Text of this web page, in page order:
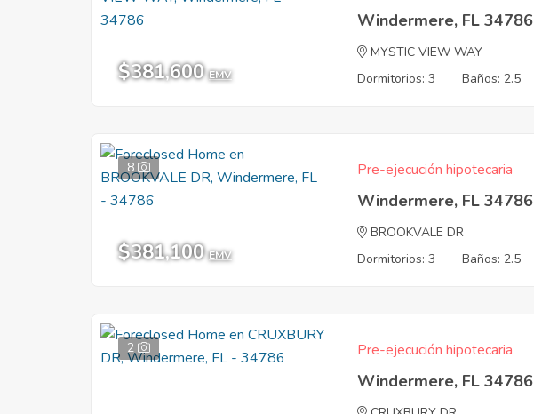
$381,600 EMV
Windermere, FL 34786
MYSTIC VIEW WAY
Dormitorios: 3
Baños: 2.5
8
$381,100 EMV
Pre-ejecución hipotecaria
Windermere, FL 34786
BROOKVALE DR
Dormitorios: 3
Baños: 2.5
2 Pre-ejecución hipotecaria
Windermere, FL 34786